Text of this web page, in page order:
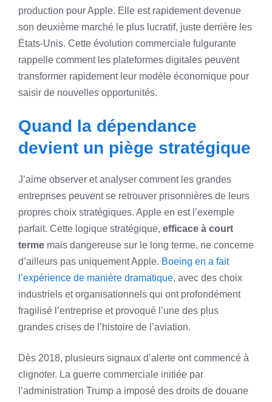
production pour Apple. Elle est rapidement devenue
son deuxième marché le plus lucratif, juste derrière les
États-Unis. Cette évolution commerciale fulgurante
rappelle comment les plateformes digitales peuvent
transformer rapidement leur modèle économique pour
saisir de nouvelles opportunités.
Quand la dépendance
devient un piège stratégique
J’aime observer et analyser comment les grandes
entreprises peuvent se retrouver prisonnières de leurs
propres choix stratégiques. Apple en est l’exemple
parfait. Cette logique stratégique, efficace à court
terme mais dangereuse sur le long terme, ne concerne
d’ailleurs pas uniquement Apple. Boeing en a fait
l’expérience de manière dramatique, avec des choix
industriels et organisationnels qui ont profondément
fragilisé l’entreprise et provoqué l’une des plus
grandes crises de l’histoire de l’aviation.
Dès 2018, plusieurs signaux d’alerte ont commencé à
clignoter. La guerre commerciale initiée par
l’administration Trump a imposé des droits de douane